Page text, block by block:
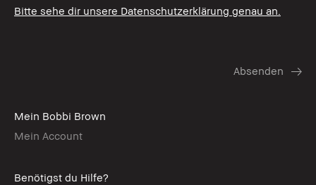
Bitte sehe dir unsere Datenschutzerklärung genau an.
Mein Bobbi Brown
Mein Account
Benötigst du Hilfe?